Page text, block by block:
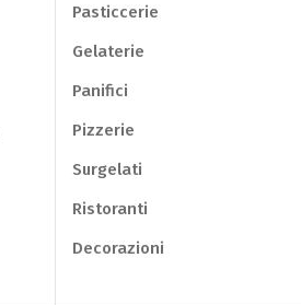
Pasticcerie
Gelaterie
Panifici
Pizzerie
Surgelati
Ristoranti
Decorazioni